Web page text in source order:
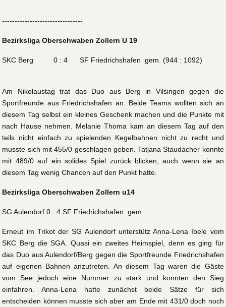
--------------------------------
Bezirksliga Oberschwaben Zollern U 19
SKC Berg 0 : 4 SF Friedrichshafen gem. (944 : 1092)
Am Nikolaustag trat das Duo aus Berg in Vilsingen gegen die
Sportfreunde aus Friedrichshafen an. Beide Teams wollten sich an
diesem Tag selbst ein kleines Geschenk machen und die Punkte mit
nach Hause nehmen. Melanie Thoma kam an diesem Tag auf den
teils nicht einfach zu spielenden Kegelbahnen nicht zu recht und
musste sich mit 455/0 geschlagen geben. Tatjana Staudacher konnte
mit 489/0 auf ein solides Spiel zurück blicken, auch wenn sie an
diesem Tag wenig Chancen auf den Punkt hatte.
Bezirksliga Oberschwaben Zollern u14
SG Aulendorf 0 : 4 SF Friedrichshafen gem.
Erneut im Trikot der SG Aulendorf unterstütz Anna-Lena Ibele vom
SKC Berg die SGA. Quasi ein zweites Heimspiel, denn es ging für
das Duo aus Aulendorf/Berg gegen die Sportfreunde Friedrichshafen
auf eigenen Bahnen anzutreten. An diesem Tag waren die Gäste
vom See jedoch eine Nummer zu stark und konnten den Sieg
einfahren. Anna-Lena hatte zunächst beide Sätze für sich
entscheiden können musste sich aber am Ende mit 431/0 doch noch